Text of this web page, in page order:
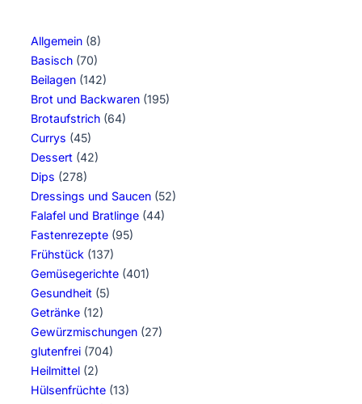
Allgemein (8)
Basisch (70)
Beilagen (142)
Brot und Backwaren (195)
Brotaufstrich (64)
Currys (45)
Dessert (42)
Dips (278)
Dressings und Saucen (52)
Falafel und Bratlinge (44)
Fastenrezepte (95)
Frühstück (137)
Gemüsegerichte (401)
Gesundheit (5)
Getränke (12)
Gewürzmischungen (27)
glutenfrei (704)
Heilmittel (2)
Hülsenfrüchte (13)